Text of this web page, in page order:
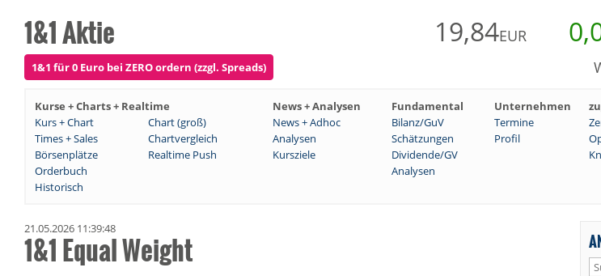
1&1 Aktie 19,84EUR
1&1 für 0 Euro bei ZERO ordern (zzgl. Spreads)
Kurse + Charts + Realtime News + Analysen Fundamental Unternehmen
Kurs + Chart
Chart (groß) News + Adhoc Bilanz/GuV Termine
Times + Sales
Chartvergleich Analysen Schätzungen Profil
Börsenplätze
Realtime Push Kursziele Dividende/GV
Orderbuch
Analysen
Historisch
21.05.2026 11:39:48
1&1 Equal Weight